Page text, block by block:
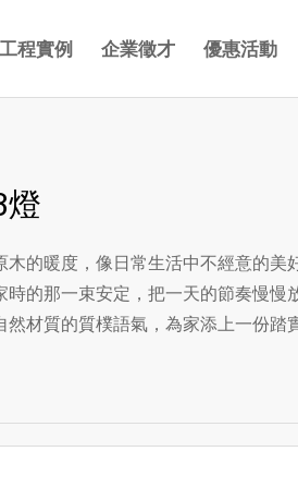
工程實例 企業徵才 優惠活動
燈
木的暖度，像日常生活中不經意的美
時的那一束安定，把一天的節奏慢慢
材質的質樸語氣，為家添上一份踏